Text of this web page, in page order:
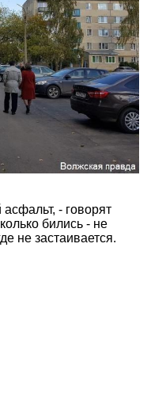
- говорят
бились - не
не застаивается.